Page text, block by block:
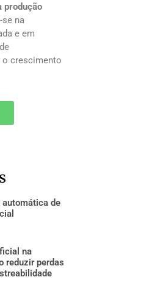
produção
se na
e em
o crescimento
de
na
reduzir perdas